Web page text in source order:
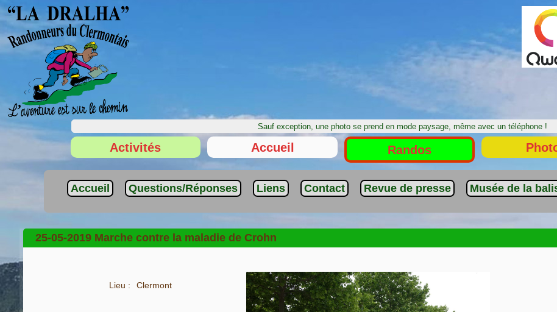
Sauf exception, une photo se prend en mode paysage, même avec un téléphone !
Activités Accueil Randos
Accueil Questions/Réponses Liens Contact Revue de presse Musée de la
25-05-2019 Marche contre la maladie de Crohn
Lieu : Clermont